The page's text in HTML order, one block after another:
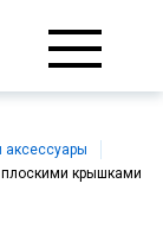
аксессуары
плоскими крышками